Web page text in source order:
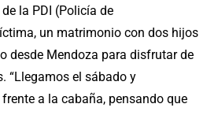
la PDI (Policía de
un matrimonio con dos hijos
desde Mendoza para disfrutar de
“Llegamos el sábado y
a la cabaña, pensando que